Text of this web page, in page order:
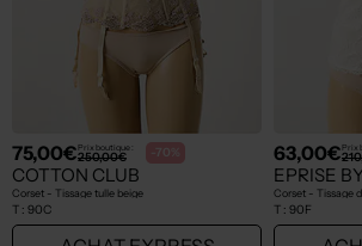
75,00€Prix boutique :
250,00€ -70%
COTTON CLUB
Corset - Tissage tulle beige
T : 90C
63,00€Prix
EPRISE
Corset - Tissage
T : 90F